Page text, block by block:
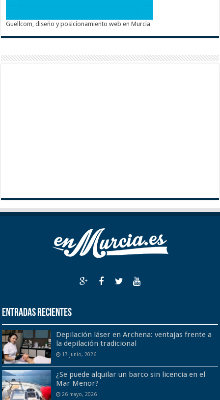
Guellcom, diseño y posicionamiento web en Murcia
Entradas recientes
Depilación láser en Archena: ventajas frente a
la depilación tradicional
17 junio, 2026
¿Se puede alquilar un barco sin licencia en el
Mar Menor?
26 mayo, 2026